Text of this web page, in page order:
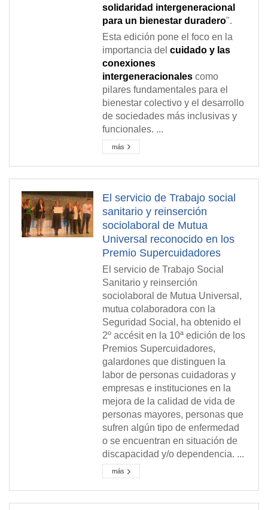
solidaridad intergeneracional
para un bienestar duradero".
Esta edición pone el foco en la
importancia delcuidado y las
conexiones
intergeneracionales como
pilares fundamentales para el
bienestar colectivo y el desarrollo
de sociedades más inclusivas y
funcionales. ...
más
El servicio de Trabajo social
sanitario y reinserción
sociolaboral de Mutua
Universal reconocido en los
Premio Supercuidadores
El servicio de Trabajo Social
Sanitario y reinserción
sociolaboral de Mutua Universal,
mutua colaboradora con la
Seguridad Social, ha obtenido el
2º accésit en la 10ª edición de los
Premios Supercuidadores,
galardones que distinguen la
labor de personas cuidadoras y
empresas e instituciones en la
mejora de la calidad de vida de
personas mayores, personas que
sufren algún tipo de enfermedad
o se encuentran en situación de
discapacidad y/o dependencia. ...
más